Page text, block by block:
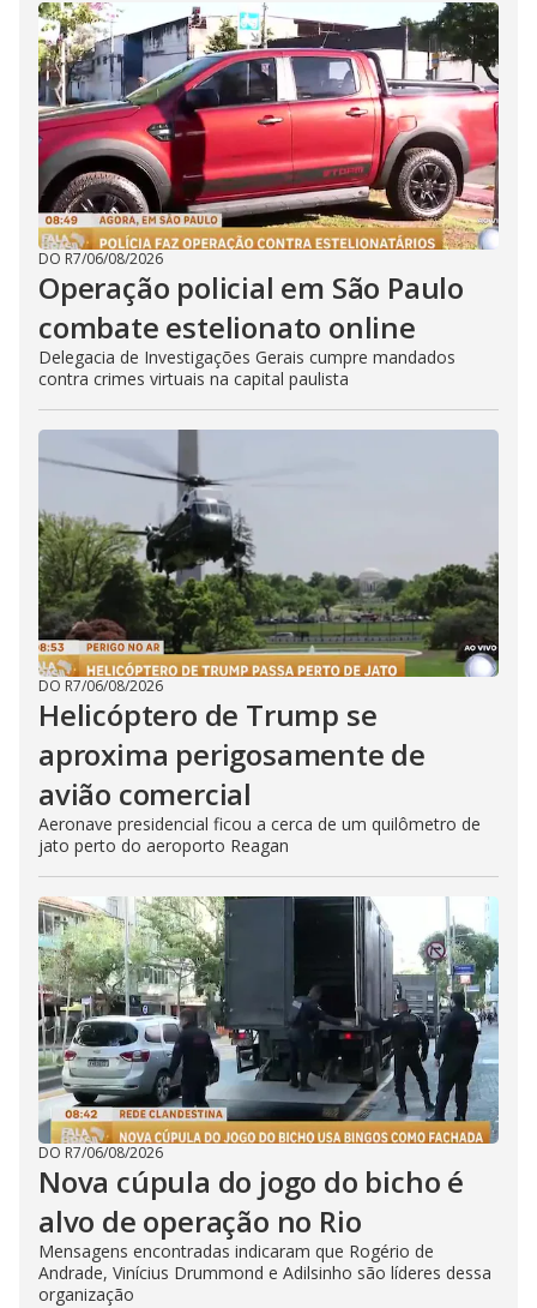
DO R7/06/08/2026
Operação policial em São Paulo
combate estelionato online
Delegacia de Investigações Gerais cumpre mandados
contra crimes virtuais na capital paulista
DO R7/06/08/2026
Helicóptero de Trump se
aproxima perigosamente de
avião comercial
Aeronave presidencial ficou a cerca de um quilômetro de
jato perto do aeroporto Reagan
DO R7/06/08/2026
Nova cúpula do jogo do bicho é
alvo de operação no Rio
Mensagens encontradas indicaram que Rogério de
Andrade, Vinícius Drummond e Adilsinho são líderes dessa
organização